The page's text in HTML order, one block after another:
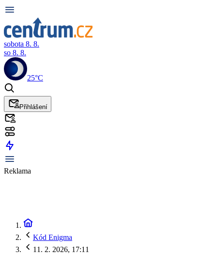
sobota 8. 8.
so 8. 8.
25°C
Přihlášení
Reklama
Kód Enigma
11. 2. 2026, 17:11